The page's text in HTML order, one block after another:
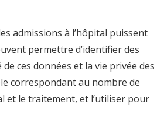
admissions à l’hôpital puissent
permettre d’identifier des
ces données et la vie privée des
correspondant au nombre de
et le traitement, et l’utiliser pour